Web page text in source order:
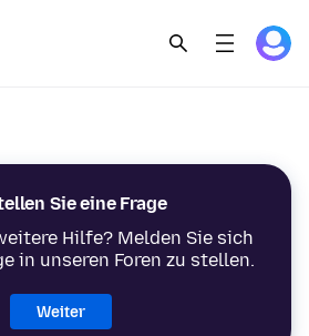
Sie eine Frage
Hilfe? Melden Sie sich
in unseren Foren zu stellen.
Weiter